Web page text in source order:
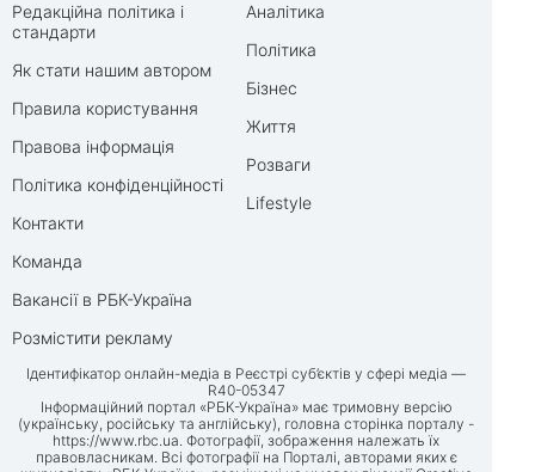
Редакційна політика і
стандарти
Як стати нашим автором
Правила користування
Правова інформація
Політика конфіденційності
Контакти
Команда
Вакансії в РБК-Україна
Розмістити рекламу
Аналітика
Політика
Бізнес
Життя
Розваги
Lifestyle
Ідентифікатор онлайн-медіа в Реєстрі суб’єктів у сфері медіа —
R40-05347
Інформаційний портал «РБК-Україна» має тримовну версію
(українську, російську та англійську), головна сторінка порталу -
https://www.rbc.ua. Фотографії, зображення належать їх
правовласникам. Всі фотографії на Порталі, авторами яких є